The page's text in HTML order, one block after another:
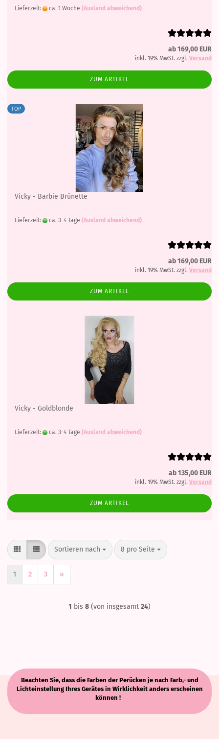
Lieferzeit: ca. 1 Woche (Ausland abweichend)
ab 169,00 EUR
inkl. 19% MwSt. zzgl. Versand
ZUM ARTIKEL
TOP
Vicky - Barbie Brünette
Lieferzeit: ca. 3-4 Tage (Ausland abweichend)
ab 169,00 EUR
inkl. 19% MwSt. zzgl. Versand
ZUM ARTIKEL
Vicky - Goldblonde
Lieferzeit: ca. 3-4 Tage (Ausland abweichend)
ab 135,00 EUR
inkl. 19% MwSt. zzgl. Versand
ZUM ARTIKEL
Sortieren nach
Sortieren nach 8 pro Seite
pro Seite
1 2 3 »
1 bis 8 (von insgesamt 24)
Beachten Sie, dass die Farben der Perücken je nach Farb,- und
Lichteinstellung Ihres Gerätes in Wirklichkeit anders erscheinen
können !